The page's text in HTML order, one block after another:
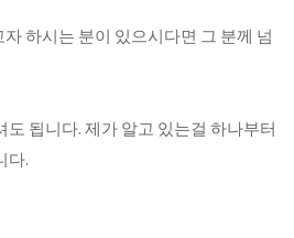
하시는 분이 있으시다면 그 분께 넘
됩니다. 제가 알고 있는걸 하나부터
다.